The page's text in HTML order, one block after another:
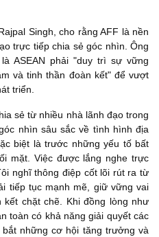
Singh, cho rằng AFF là nền
trực tiếp chia sẻ góc nhìn. Ông
ASEAN phải "duy trì sự vững
và tinh thần đoàn kết" để vượt
triển.
sẻ từ nhiều nhà lãnh đạo trong
nhìn sâu sắc về tình hình địa
biệt là trước những yếu tố bất
mặt. Việc được lắng nghe trực
nghĩ thông điệp cốt lõi rút ra từ
tiếp tục mạnh mẽ, giữ vững vai
chặt chẽ. Khi đồng lòng như
toàn có khả năng giải quyết các
những cơ hội tăng trưởng và